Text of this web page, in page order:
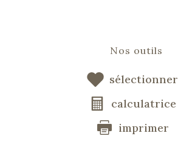
Nos outils
sélectionner
calculatrice
imprimer